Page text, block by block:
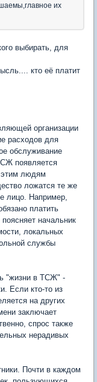
их
выбирать, для
кто её платит
организации
расходов для
обслуживание
появляется
этим людям
ложатся те же
лицо. Например,
платить
начальник
локальных
службы
"жизни в ТСЖ" -
Если кто-то из
на других
заключает
спрос также
нерадивых
Почти в каждом